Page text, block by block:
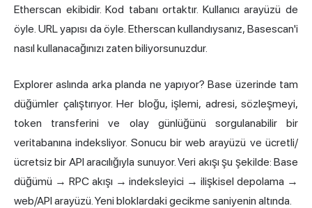
Etherscan ekibidir. Kod tabanı ortaktır. Kullanıcı arayüzü de
öyle. URL yapısı da öyle. Etherscan kullandıysanız, Basescan'i
nasıl kullanacağınızı zaten biliyorsunuzdur.
Explorer aslında arka planda ne yapıyor? Base üzerinde tam
düğümler çalıştırıyor. Her bloğu, işlemi, adresi, sözleşmeyi,
token transferini ve olay günlüğünü sorgulanabilir bir
veritabanına indeksliyor. Sonucu bir web arayüzü ve ücretli/
ücretsiz bir API aracılığıyla sunuyor. Veri akışı şu şekilde: Base
düğümü → RPC akışı → indeksleyici → ilişkisel depolama →
web/API arayüzü. Yeni bloklardaki gecikme saniyenin altında.